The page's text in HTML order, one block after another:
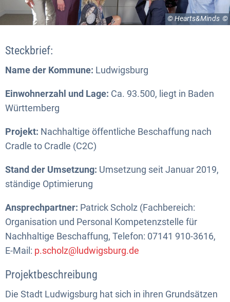
© Hearts&Minds
Steckbrief:
Name der Kommune: Ludwigsburg
Einwohnerzahl und Lage: Ca. 93.500, liegt in Baden
Württemberg
Projekt: Nachhaltige öffentliche Beschaffung nach
Cradle to Cradle (C2C)
Stand der Umsetzung: Umsetzung seit Januar 2019,
ständige Optimierung
Ansprechpartner: Patrick Scholz (Fachbereich:
Organisation und Personal Kompetenzstelle für
Nachhaltige Beschaffung, Telefon: 07141 910-3616,
E-Mail: p.scholz@ludwigsburg.de
Projektbeschreibung
Die Stadt Ludwigsburg hat sich in ihren Grundsätzen